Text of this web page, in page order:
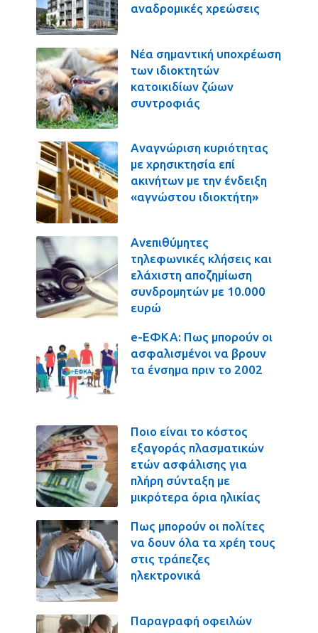
αναδρομικές χρεώσεις
Νέα σημαντική υποχρέωση
των ιδιοκτητών
κατοικιδίων ζώων
συντροφιάς
Αναγνώριση κυριότητας
με χρησικτησία επί
ακινήτων με την ένδειξη
«αγνώστου ιδιοκτήτη»
Ανεπιθύμητες
τηλεφωνικές κλήσεις και
ελάχιστη αποζημίωση
συνδρομητών με 10.000
ευρώ
e-ΕΦΚΑ: Πως μπορούν οι
ασφαλισμένοι να βρουν
τα ένσημα πριν το 2002
Ποιο είναι το κόστος
εξαγοράς πλασματικών
ετών ασφάλισης για
πλήρη σύνταξη με
μικρότερα όρια ηλικίας
Πως μπορούν οι πολίτες
να δουν όλα τα χρέη τους
στις τράπεζες
ηλεκτρονικά
Παραγραφή οφειλών